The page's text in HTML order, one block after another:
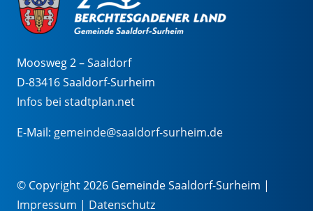
Moosweg 2 – Saaldorf
D-83416 Saaldorf-Surheim
Infos bei stadtplan.net
E-Mail: gemeinde@saaldorf-surheim.de
© Copyright 2026 Gemeinde Saaldorf-Surheim |
Impressum | Datenschutz